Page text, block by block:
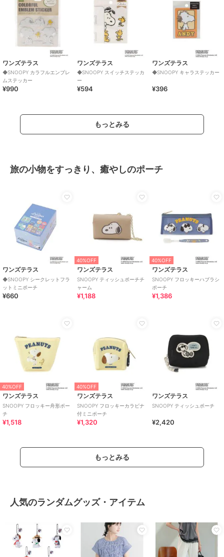
ワンズテラス
◆SNOOPY カラフルエンブレ
ムステッカー
¥990
ワンズテラス
◆SNOOPY スイッチステッカ
ー
¥594
ワンズテラス
◆SNOOPY キャラステッカー
¥396
もっとみる
旅の小物をすっきり、癒やしのポーチ
ワンズテラス
◆SNOOPY シークレットフラ
ットミニポーチ
¥660
40%OFF
ワンズテラス
SNOOPY ティッシュポーチチ
ャーム
¥1,188
40%OFF
ワンズテラス
SNOOPY フロッキーハブラシ
ポーチ
¥1,386
40%OFF
ワンズテラス
SNOOPY フロッキー舟形ポー
チ
¥1,518
40%OFF
ワンズテラス
SNOOPY フロッキーカラビナ
付ミニポーチ
¥1,320
ワンズテラス
SNOOPY ティッシュポーチ
¥2,420
もっとみる
人気のランダムグッズ・アイテム